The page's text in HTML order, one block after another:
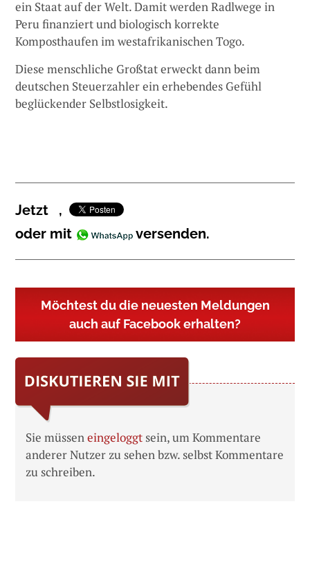
ein Staat auf der Welt. Damit werden Radlwege in
Peru finanziert und biologisch korrekte
Komposthaufen im westafrikanischen Togo.
Diese menschliche Großtat erweckt dann beim
deutschen Steuerzahler ein erhebendes Gefühl
beglückender Selbstlosigkeit.
Jetzt
,
oder mit
versenden.
Möchtest du die neuesten Meldungen
auch auf Facebook erhalten?
Sie müsseneingeloggt sein, um Kommentare
anderer Nutzer zu sehen bzw. selbst Kommentare
zu schreiben.